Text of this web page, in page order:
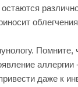
даже к